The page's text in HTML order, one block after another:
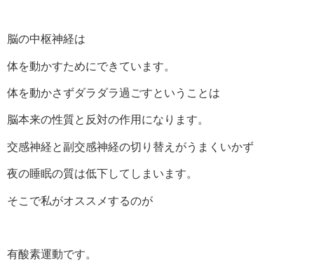
脳の中枢神経は
体を動かすためにできています。
体を動かさずダラダラ過ごすということは
脳本来の性質と反対の作用になります。
交感神経と副交感神経の切り替えがうまくいかず
夜の睡眠の質は低下してしまいます。
そこで私がオススメするのが
有酸素運動です。